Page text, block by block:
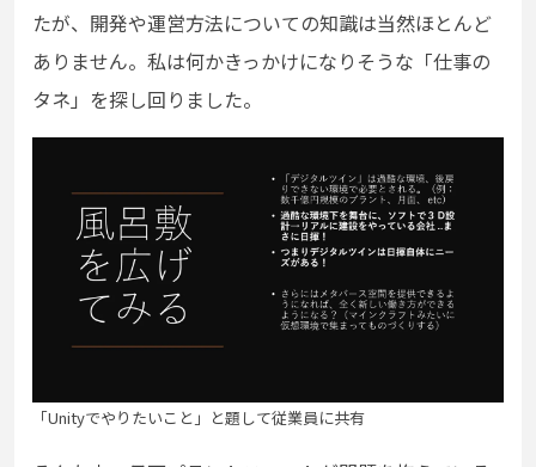
たが、開発や運営方法についての知識は当然ほとんど
ありません。私は何かきっかけになりそうな「仕事の
タネ」を探し回りました。
「Unityでやりたいこと」と題して従業員に共有